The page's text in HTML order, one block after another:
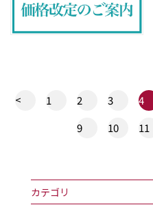
< 1 2 3 4
9
10 11
カテゴリ